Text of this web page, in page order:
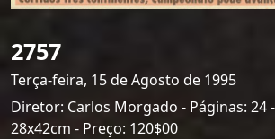
2757
Terça-feira, 15 de Agosto de 1995
Diretor: Carlos Morgado - Páginas: 24
28x42cm - Preço: 120$00